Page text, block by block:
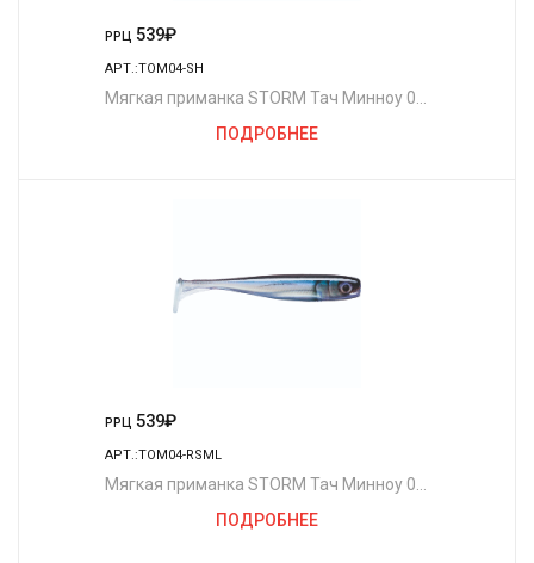
РРЦ 539₽
АРТ.:TOM04-SH
Мягкая приманка STORM Тач Минноу 04
ПОДРОБНЕЕ
РРЦ 539₽
АРТ.:TOM04-RSML
Мягкая приманка STORM Тач Минноу 04
ПОДРОБНЕЕ